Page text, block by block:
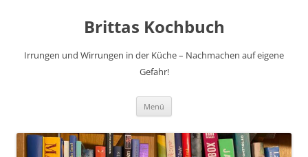
Brittas Kochbuch
Irrungen und Wirrungen in der Küche – Nachmachen auf eigene
Gefahr!
Menü